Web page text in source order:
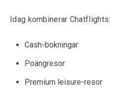
Idag kombinerar Chatflights:
Cash-bokningar
Poängresor
Premium leisure-resor